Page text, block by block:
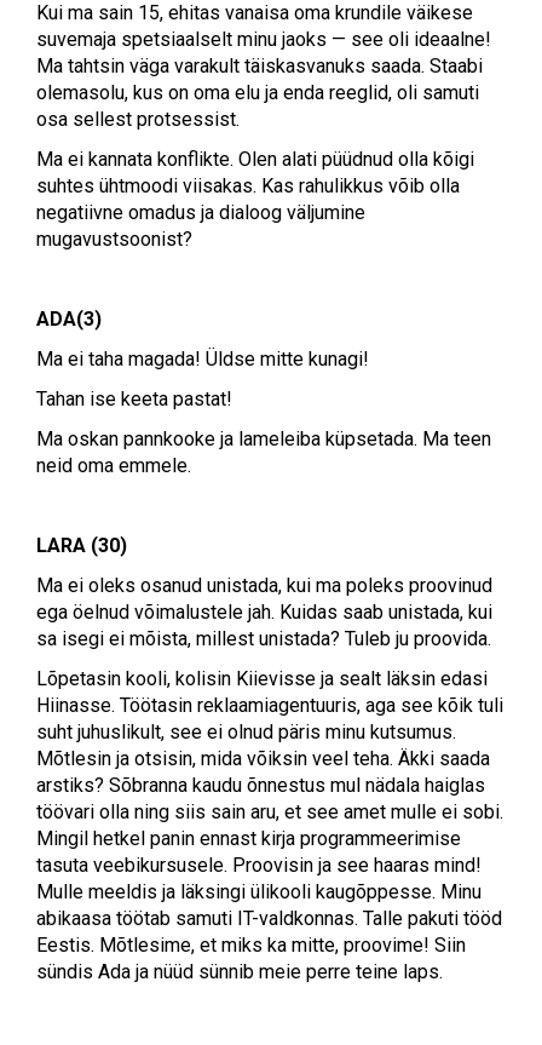
Kui ma sain 15, ehitas vanaisa oma krundile väikese
suvemaja spetsiaalselt minu jaoks — see oli ideaalne!
Ma tahtsin väga varakult täiskasvanuks saada. Staabi
olemasolu, kus on oma elu ja enda reeglid, oli samuti
osa sellest protsessist.
Ma ei kannata konflikte. Olen alati püüdnud olla kõigi
suhtes ühtmoodi viisakas. Kas rahulikkus võib olla
negatiivne omadus ja dialoog väljumine
mugavustsoonist?
ADA(3)
Ma ei taha magada! Üldse mitte kunagi!
Tahan ise keeta pastat!
Ma oskan pannkooke ja lameleiba küpsetada. Ma teen
neid oma emmele.
LARA (30)
Ma ei oleks osanud unistada, kui ma poleks proovinud
ega öelnud võimalustele jah. Kuidas saab unistada, kui
sa isegi ei mõista, millest unistada? Tuleb ju proovida.
Lõpetasin kooli, kolisin Kiievisse ja sealt läksin edasi
Hiinasse. Töötasin reklaamiagentuuris, aga see kõik tuli
suht juhuslikult, see ei olnud päris minu kutsumus.
Mõtlesin ja otsisin, mida võiksin veel teha. Äkki saada
arstiks? Sõbranna kaudu õnnestus mul nädala haiglas
töövari olla ning siis sain aru, et see amet mulle ei sobi.
Mingil hetkel panin ennast kirja programmeerimise
tasuta veebikursusele. Proovisin ja see haaras mind!
Mulle meeldis ja läksingi ülikooli kaugõppesse. Minu
abikaasa töötab samuti IT-valdkonnas. Talle pakuti tööd
Eestis. Mõtlesime, et miks ka mitte, proovime! Siin
sündis Ada ja nüüd sünnib meie perre teine laps.